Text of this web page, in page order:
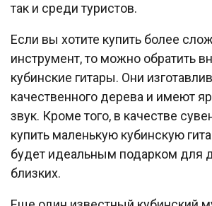
так и среди туристов.
Если вы хотите купить более
инструмент, то можно обратить
кубинские гитары. Они
качественного дерева и имеют
звук. Кроме того, в качестве
купить маленькую кубинскую
будет идеальным подарком для
близких.